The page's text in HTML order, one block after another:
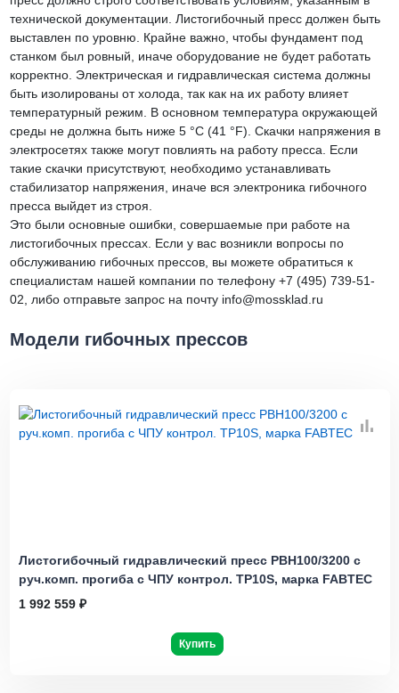
технической документации. Листогибочный пресс должен быть
выставлен по уровню. Крайне важно, чтобы фундамент под
станком был ровный, иначе оборудование не будет работать
корректно. Электрическая и гидравлическая система должны
быть изолированы от холода, так как на их работу влияет
температурный режим. В основном температура окружающей
среды не должна быть ниже 5 °C (41 °F). Скачки напряжения в
электросетях также могут повлиять на работу пресса. Если
такие скачки присутствуют, необходимо устанавливать
стабилизатор напряжения, иначе вся электроника гибочного
пресса выйдет из строя.
Это были основные ошибки, совершаемые при работе на
листогибочных прессах. Если у вас возникли вопросы по
обслуживанию гибочных прессов, вы можете обратиться к
специалистам нашей компании по телефону +7 (495) 739-51-
02, либо отправьте запрос на почту info@mossklad.ru
Модели гибочных прессов
Листогибочный гидравлический пресс PBH100/3200 с
руч.комп. прогиба с ЧПУ контрол. TP10S, марка FABTEC
1 992 559 ₽
Купить